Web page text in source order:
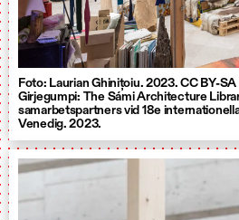
Foto: Laurian Ghinițoiu. 2023. CC BY-
Girjegumpi: The Sámi Architecture
samarbetspartners vid 18e
Venedig. 2023.